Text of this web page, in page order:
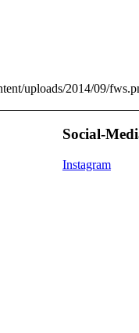
uploads/2014/09/
Social-
Instagram